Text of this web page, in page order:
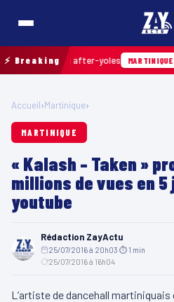
⚡ Breaking
après les after-yoles MARTINIQUE
Accueil›Martinique›
MARTINIQUE
« Kalash – Taken »
millions de vues en
youtube
Rédaction ZayActu
25/07/2016 à 20h03 ⏱ 1 min
25/07/2016 à 16h04
L’artiste de dancehall